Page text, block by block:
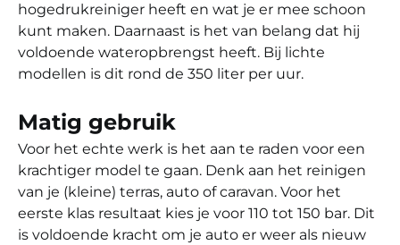
hogedrukreiniger heeft en wat je er mee schoon
kunt maken. Daarnaast is het van belang dat hij
voldoende wateropbrengst heeft. Bij lichte
modellen is dit rond de 350 liter per uur.
Matig gebruik
Voor het echte werk is het aan te raden voor een
krachtiger model te gaan. Denk aan het reinigen
van je (kleine) terras, auto of caravan. Voor het
eerste klas resultaat kies je voor 110 tot 150 bar. Dit
is voldoende kracht om je auto er weer als nieuw